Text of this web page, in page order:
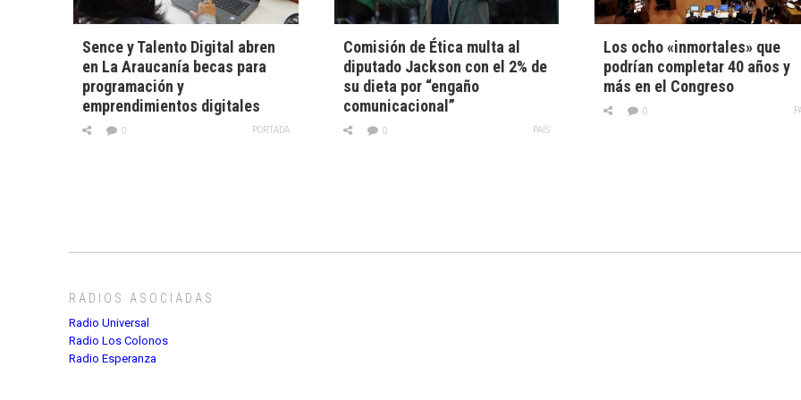
Sence y Talento Digital abren
en La Araucanía becas para
programación y
emprendimientos digitales
PORTADA
0
Comisión de Ética multa al
diputado Jackson con el 2% de
su dieta por “engaño
comunicacional”
PAÍS
0
Los ocho «inmortales» que
podrían completar 40 años y
más en el Congreso
0
RADIOS ASOCIADAS
Radio Universal
Radio Los Colonos
Radio Esperanza